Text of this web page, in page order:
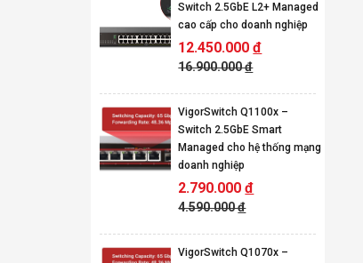
Switch 2.5GbE L2+ Managed
cao cấp cho doanh nghiệp
12.450.000đ
16.900.000đ
VigorSwitch Q1100x –
Switch 2.5GbE Smart
Managed cho hệ thống mạng
doanh nghiệp
2.790.000đ
4.590.000đ
VigorSwitch Q1070x –